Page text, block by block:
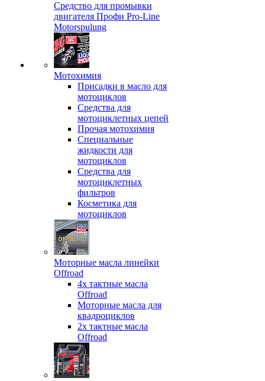
Средство для промывки
двигателя Профи Pro-Line
Motorspulung
Мотохимия
Присадки в масло для
мотоциклов
Средства для
мотоциклетных цепей
Прочая мотохимия
Специальные
жидкости для
мотоциклов
Средства для
мотоциклетных
фильтров
Косметика для
мотоциклов
Моторные масла линейки
Offroad
4х тактные масла
Offroad
Моторные масла для
квадроциклов
2х тактные масла
Offroad